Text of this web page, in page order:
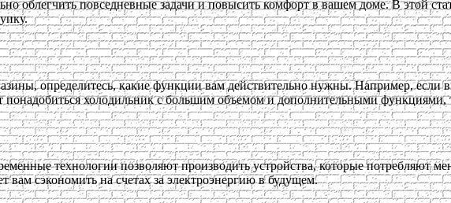
облегчить повседневные задачи и повысить комфорт в вашем доме. В этой
определитесь, какие функции вам действительно нужны. Например, если
понадобиться холодильник с большим объемом и дополнительными
технологии позволяют производить устройства, которые потребляют
сэкономить на счетах за электроэнергию в будущем.